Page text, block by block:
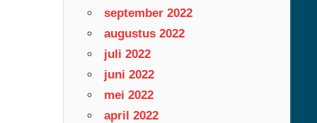
september 2022
augustus 2022
juli 2022
juni 2022
mei 2022
april 2022